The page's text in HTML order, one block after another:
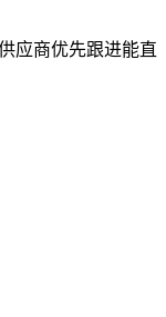
应商优先跟进能直